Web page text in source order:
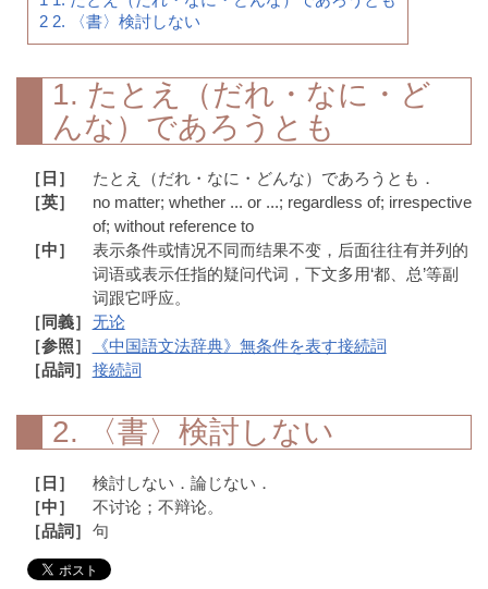
2 2. 〈書〉検討しない
1. たとえ（だれ・なに・ど
んな）であろうとも
［日］
たとえ（だれ・なに・どんな）であろうとも．
［英］
no matter; whether ... or ...; regardless of; irrespective
of; without reference to
［中］
表示条件或情况不同而结果不变，后面往往有并列的
词语或表示任指的疑问代词，下文多用‘都、总’等副
词跟它呼应。
［同義］
无论
［参照］
《中国語文法辞典》無条件を表す接続詞
［品詞］
接続詞
2. 〈書〉検討しない
［日］
検討しない．論じない．
［中］
不讨论；不辩论。
［品詞］
句